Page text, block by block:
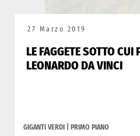
27 Marzo 2019
LE FAGGETE SOTTO CUI
LEONARDO DA VINCI
GIGANTI VERDI PRIMO PIANO